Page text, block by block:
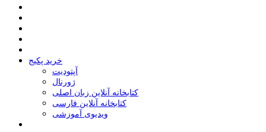
خرید پکیج
ﺁﭘﺘﻮﺩﯾﺖ
ﮊﻭﺭﻧﺎﻝ
کتابخانه آنلاین زبان اصلی
کتابخانه آنلاین فارسی
ویدیوی آموزشی